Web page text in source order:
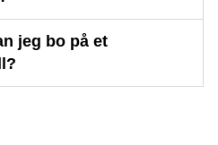
jeg bo på et